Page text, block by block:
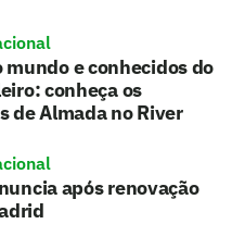
mundo e conhecidos do
conheça os
de Almada no River
após renovação